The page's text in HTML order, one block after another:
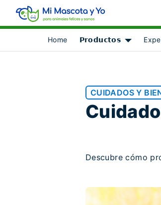
Home
𝗣𝗿𝗼𝗱𝘂𝗰𝘁𝗼𝘀
Show
CUIDADOS Y
Descubre cómo